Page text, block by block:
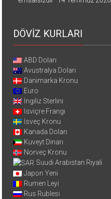
DÖVİZ KURLARI
ABD Doları
Avustralya Doları
Danimarka Kronu
Euro
İngiliz Sterlini
İsviçre Frangı
İsveç Kronu
Kanada Doları
Kuveyt Dinarı
Norveç Kronu
Suudi Arabistan Riyali
Japon Yeni
Rumen Leyi
Rus Rublesi